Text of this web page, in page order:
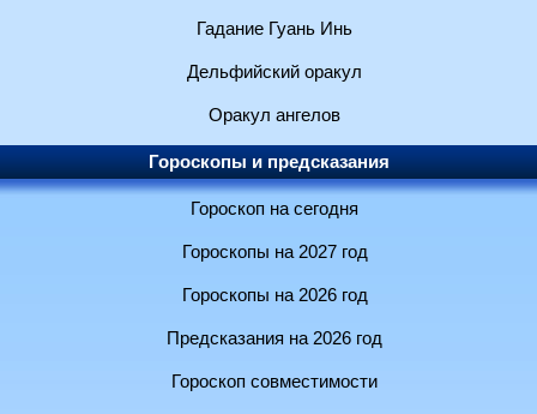
Гадание Гуань Инь
Дельфийский оракул
Оракул ангелов
Гороскопы и предсказания
Гороскоп на сегодня
Гороскопы на 2027 год
Гороскопы на 2026 год
Предсказания на 2026 год
Гороскоп совместимости